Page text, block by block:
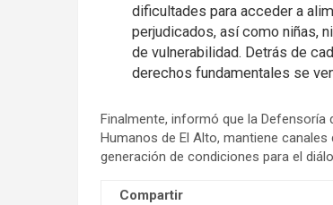
dificultades para acceder a
perjudicados, así como niñas,
de vulnerabilidad. Detrás de
derechos fundamentales se
Finalmente, informó que la Defensoría
Humanos de El Alto, mantiene
generación de condiciones para el
Compartir